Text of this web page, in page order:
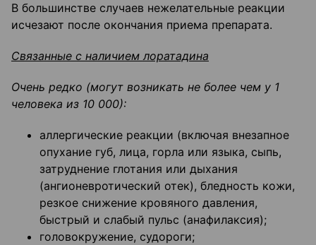
В большинстве случаев нежелательные реакции
исчезают после окончания приема препарата.
Связанные с наличием лоратадина
Очень редко (могут возникать не более чем у 1
человека из 10 000):
аллергические реакции (включая внезапное
опухание губ, лица, горла или языка, сыпь,
затруднение глотания или дыхания
(ангионевротический отек), бледность кожи,
резкое снижение кровяного давления,
быстрый и слабый пульс (анафилаксия);
головокружение, судороги;